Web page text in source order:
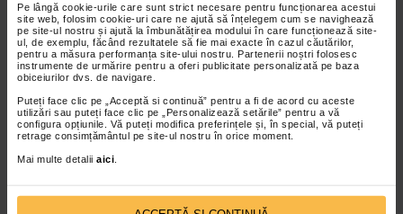
Pe lângă cookie-urile care sunt strict necesare pentru funcționarea acestui
site web, folosim cookie-uri care ne ajută să înțelegem cum se navighează
pe site-ul nostru și ajută la îmbunătățirea modului în care funcționează site-
ul, de exemplu, făcând rezultatele să fie mai exacte în cazul căutărilor,
pentru a măsura performanța site-ului nostru. Partenerii noștri folosesc
instrumente de urmărire pentru a oferi publicitate personalizată pe baza
obiceiurilor dvs. de navigare.
Puteți face clic pe „Acceptă si continuă” pentru a fi de acord cu aceste
utilizări sau puteți face clic pe „Personalizează setările” pentru a vă
configura opțiunile. Vă puteți modifica preferințele și, în special, vă puteți
retrage consimțământul pe site-ul nostru în orice moment.
Mai multe detalii aici
Spray hemostatic Akutol Stop,
60 ml, Aveflor
48,40 Lei
Adaugă în coș